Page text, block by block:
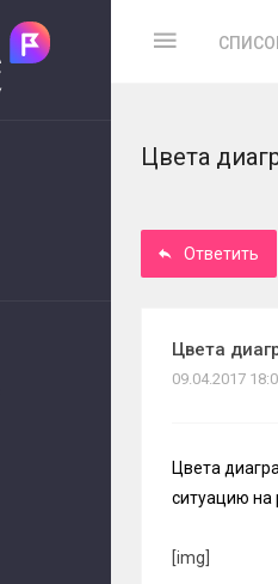
Цвета
Ответить
Цвета
09.04.2017
Цвета
ситуацию на
[img]